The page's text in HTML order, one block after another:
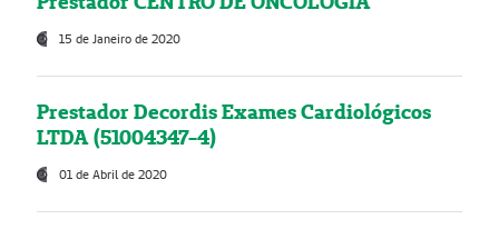
15 de Janeiro de 2020
Prestador Decordis Exames Cardiológicos
LTDA (51004347-4)
01 de Abril de 2020